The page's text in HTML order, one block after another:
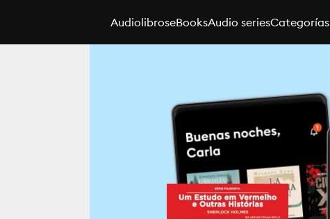
AudiolibroseBooksAudio seriesCategorías